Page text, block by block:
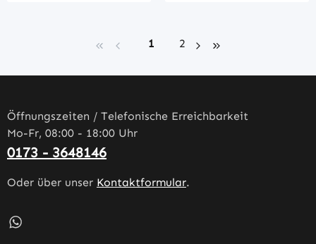
Seite
1 Seite
2
Öffnungszeiten / Telefonische Erreichbarkeit
Mo-Fr, 08:00 - 18:00 Uhr
0173 - 3648146
Oder über unser Kontaktformular.
Schreib uns auf WhatsApp – öffnet in neuem Tab